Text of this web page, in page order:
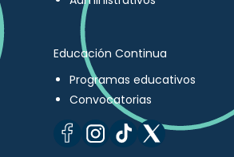
Educación Continua
Programas educativos
Convocatorias